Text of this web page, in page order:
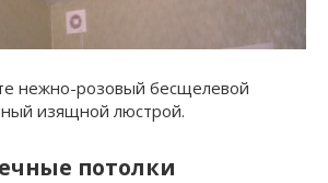
нежно-розовый бесщелевой
изящной люстрой.
потолки